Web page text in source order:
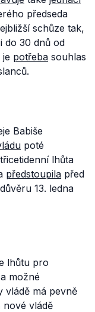
předseda
schůze tak,
do 30 dnů od
potřeba souhlas
Babiše
poté
lhůta
předstoupila před
13. ledna
lhůtu pro
možné
vládě má pevně
nové vládě